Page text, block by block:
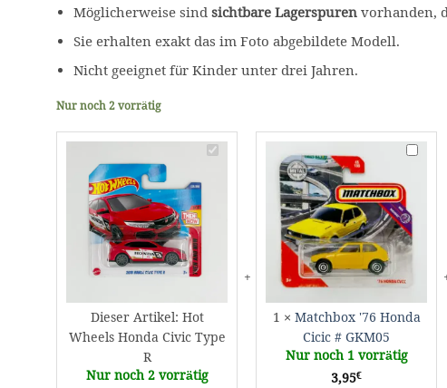
Möglicherweise sindsichtbare Lagerspuren vorhanden,
Sie erhalten exakt das im Foto abgebildete Modell.
Nicht geeignet für Kinder unter drei Jahren.
Nur noch 2 vorrätig
Hot
Dieser Artikel: Hot
Wheels Honda Civic Type
R
Nur noch 2 vorrätig
Honda
Cicic
#
GKM05
1 × Matchbox '76 Honda
Cicic # GKM05
Nur noch 1 vorrätig
3,95€